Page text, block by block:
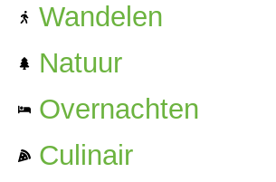
Wandelen
Natuur
Overnachten
Culinair